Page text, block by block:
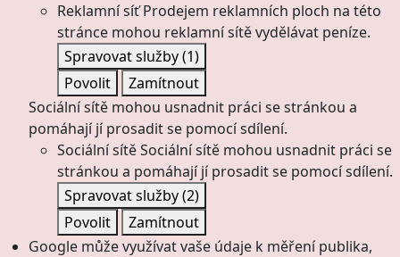
Reklamní síť Prodejem reklamních ploch na této
stránce mohou reklamní sítě vydělávat peníze.
Spravovat služby(1)
Povolit
Zamítnout
Sociální sítě mohou usnadnit práci se stránkou a
pomáhají jí prosadit se pomocí sdílení.
Sociální sítěSociální sítě mohou usnadnit práci se
stránkou a pomáhají jí prosadit se pomocí sdílení.
Spravovat služby(2)
Povolit
Zamítnout
Google může využívat vaše údaje k měření publika,